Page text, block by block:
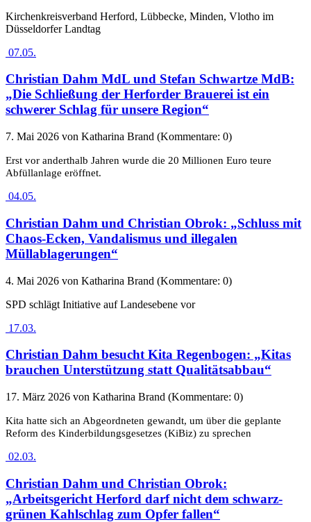
Kirchenkreisverband Herford, Lübbecke, Minden, Vlotho im
Düsseldorfer Landtag
07.05.
Christian Dahm MdL und Stefan Schwartze MdB:
„Die Schließung der Herforder Brauerei ist ein
schwerer Schlag für unsere Region“
7. Mai 2026 von Katharina Brand (Kommentare: 0)
Erst vor anderthalb Jahren wurde die 20 Millionen Euro teure
Abfüllanlage eröffnet.
04.05.
Christian Dahm und Christian Obrok: „Schluss mit
Chaos-Ecken, Vandalismus und illegalen
Müllablagerungen“
4. Mai 2026 von Katharina Brand (Kommentare: 0)
SPD schlägt Initiative auf Landesebene vor
17.03.
Christian Dahm besucht Kita Regenbogen: „Kitas
brauchen Unterstützung statt Qualitätsabbau“
17. März 2026 von Katharina Brand (Kommentare: 0)
Kita hatte sich an Abgeordneten gewandt, um über die geplante
Reform des Kinderbildungsgesetzes (KiBiz) zu sprechen
02.03.
Christian Dahm und Christian Obrok:
„Arbeitsgericht Herford darf nicht dem schwarz-
grünen Kahlschlag zum Opfer fallen“